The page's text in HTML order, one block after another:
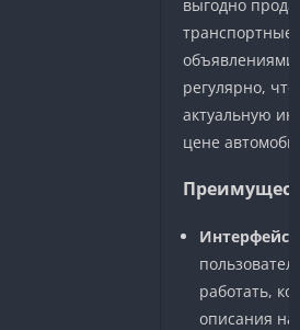
выгодно
транспортные
объявлениями
регулярно,
актуальную
цене
Интерфейс
работать,
описания